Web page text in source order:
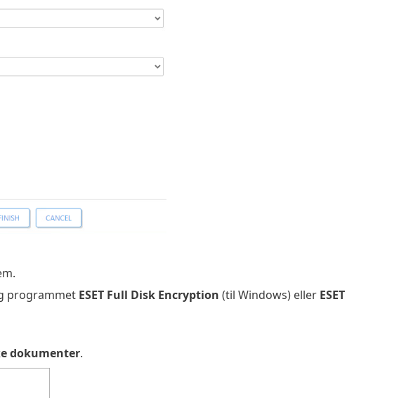
programmet ESET Full Disk Encryption (til Windows) eller ESET
dokumenter.